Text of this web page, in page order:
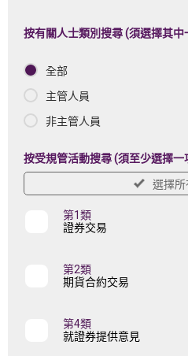
名
稱
按有關人士類別搜尋 (須選擇其中
全部
主管人員
非主管人員
按受規管活動搜尋 (須至少選擇一
選擇所
第1類
證券交易
第2類
期貨合約交易
第4類
就證券提供意見